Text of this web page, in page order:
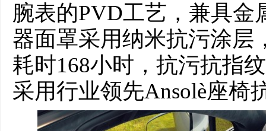
腕表的PVD工艺，兼具金
器面罩采用纳米抗污涂层
耗时168小时，抗污抗指
采用行业领先Ansolè座椅